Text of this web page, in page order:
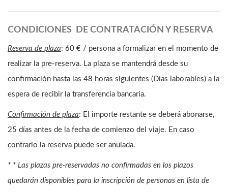
CONDICIONES DE CONTRATACIÓN Y RESERVA
Reserva de plaza: 60 € / persona a formalizar en el momento de
realizar la pre-reserva. La plaza se mantendrá desde su
confirmación hasta las 48 horas siguientes (Días laborables) a la
espera de recibir la transferencia bancaria.
Confirmación de plaza: El importe restante se deberá abonarse,
25 días antes de la fecha de comienzo del viaje. En caso
contrario la reserva puede ser anulada.
* * Las plazas pre-reservadas no confirmadas en los plazos
quedarán disponibles para la inscripción de personas en lista de